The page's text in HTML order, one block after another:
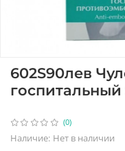
(0)
Наличие: Нет в наличии
602S90лев